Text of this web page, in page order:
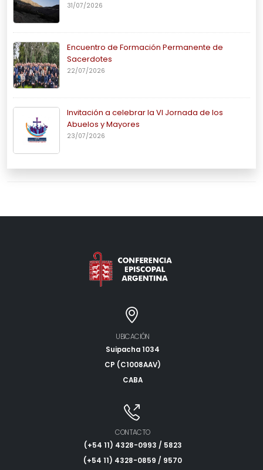
31/07/2026
Encuentro de Formación Permanente de
Sacerdotes
22/07/2026
Invitación a celebrar la VI Jornada de los
Abuelos y Mayores
23/07/2026
UBICACIÓN
Suipacha 1034
CP (C1008AAV)
CABA
CONTACTO
(+54 11) 4328-0993 / 5823
(+54 11) 4328-0859 / 9570